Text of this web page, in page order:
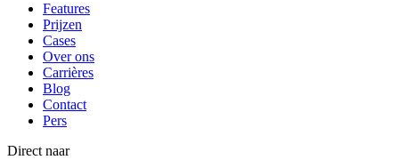
Features
Prijzen
Cases
Over ons
Carrières
Blog
Contact
Pers
Direct naar